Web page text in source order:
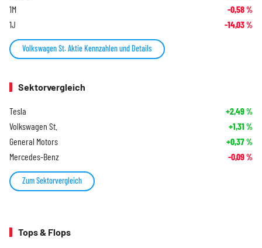
1M -0,58%
1J -14,03%
Volkswagen St. Aktie Kennzahlen und Details
Sektorvergleich
Tesla +2,49%
Volkswagen St. +1,31 %
General Motors +0,37%
Mercedes-Benz -0,09%
Zum Sektorvergleich
Tops & Flops